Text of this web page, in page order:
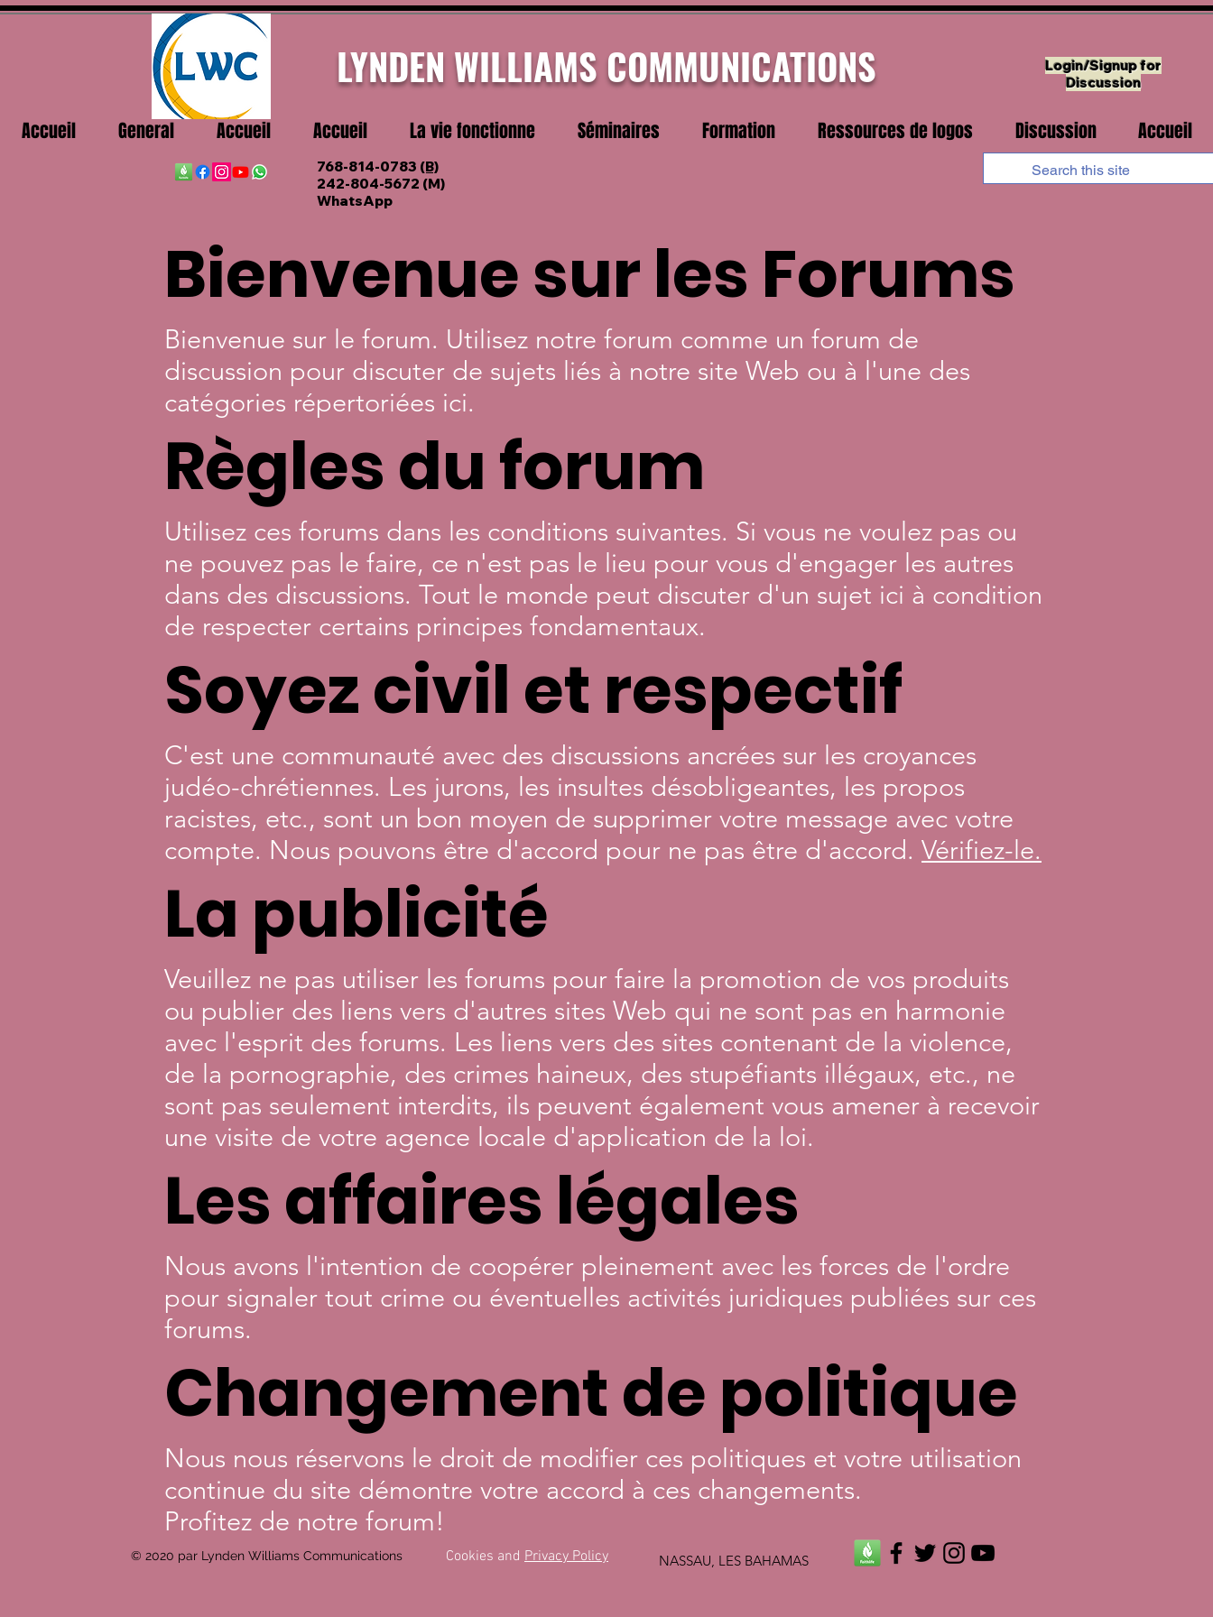
Login/Signup for
Discussion
LYNDEN WILLIAMS COMMUNICATIONS
Accueil General Accueil Accueil La vie fonctionne Séminaires Formation Ressources de logos Discussion Accueil
768-814-0783 (B)
242-804-5672 (M)
WhatsApp
Bienvenue sur les Forums
Bienvenue sur le forum. Utilisez notre forum comme un forum de
discussion pour discuter de sujets liés à notre site Web ou à l'une des
catégories répertoriées ici.
Règles du forum
Utilisez ces forums dans les conditions suivantes. Si vous ne voulez pas ou
ne pouvez pas le faire, ce n'est pas le lieu pour vous d'engager les autres
dans des discussions. Tout le monde peut discuter d'un sujet ici à condition
de respecter certains principes fondamentaux.
Soyez civil et respectif
C'est une communauté avec des discussions ancrées sur les croyances
judéo-chrétiennes. Les jurons, les insultes désobligeantes, les propos
racistes, etc., sont un bon moyen de supprimer votre message avec votre
compte. Nous pouvons être d'accord pour ne pas être d'accord. Vérifiez-le.
La publicité
Veuillez ne pas utiliser les forums pour faire la promotion de vos produits
ou publier des liens vers d'autres sites Web qui ne sont pas en harmonie
avec l'esprit des forums. Les liens vers des sites contenant de la violence,
de la pornographie, des crimes haineux, des stupéfiants illégaux, etc., ne
sont pas seulement interdits, ils peuvent également vous amener à recevoir
une visite de votre agence locale d'application de la loi.
Les affaires légales
Nous avons l'intention de coopérer pleinement avec les forces de l'ordre
pour signaler tout crime ou éventuelles activités juridiques publiées sur ces
forums.
Changement de politique
Nous nous réservons le droit de modifier ces politiques et votre utilisation
continue du site démontre votre accord à ces changements.
Profitez de notre forum!
© 2020 par Lynden Williams Communications Cookies and Privacy Policy NASSAU, LES BAHAMAS